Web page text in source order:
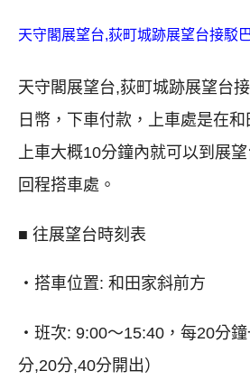
天守閣展望台,荻町城跡展望台接駁
天守閣展望台,荻町城跡展望台
日幣，下車付款，上車處是在和
上車大概10分鐘內就可以到展
回程搭車處。
■ 往展望台時刻表
・搭車位置: 和田家斜前方
・班次: 9:00～15:40，每20分
分,20分,40分開出）